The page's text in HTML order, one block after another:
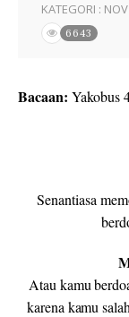
KATEGORI :
6643
Bacaan: Yakobus
Senantiasa
Atau kamu
karena kamu